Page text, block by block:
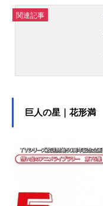
関連記事
巨人の星｜花形満